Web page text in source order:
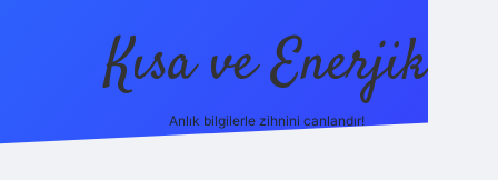
Kısa ve Enerjik
Anlık bilgilerle zihnini canlandır!